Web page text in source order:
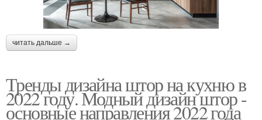
читать дальше →
Тренды дизайна штор на кухню в
2022 году. Модный дизайн штор -
основные направления 2022 года